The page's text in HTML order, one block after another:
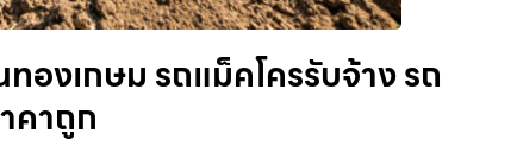
องเกษม รถแม็คโครรับจ้าง รถ
คาถูก